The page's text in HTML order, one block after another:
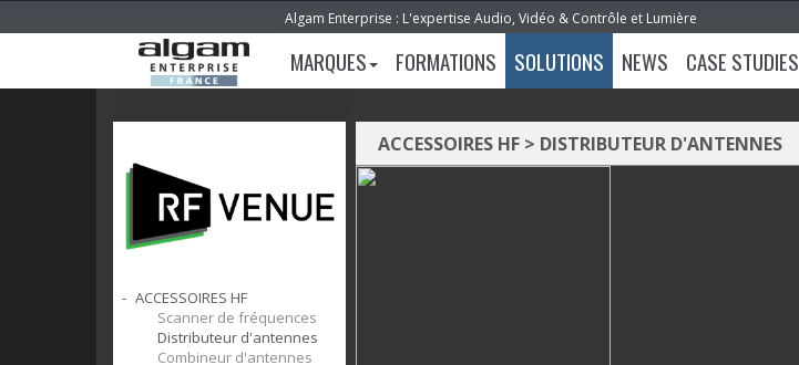
Algam Enterprise : L'expertise Audio, Vidéo & Contrôle et Lumière
MARQUES FORMATIONS SOLUTIONS NEWS CASE STUDIES
ACCESSOIRES HF
Scanner de fréquences
Distributeur d'antennes
Combineur d'antennes
ACCESSOIRES HF > DISTRIBUTEUR D'ANTENNES